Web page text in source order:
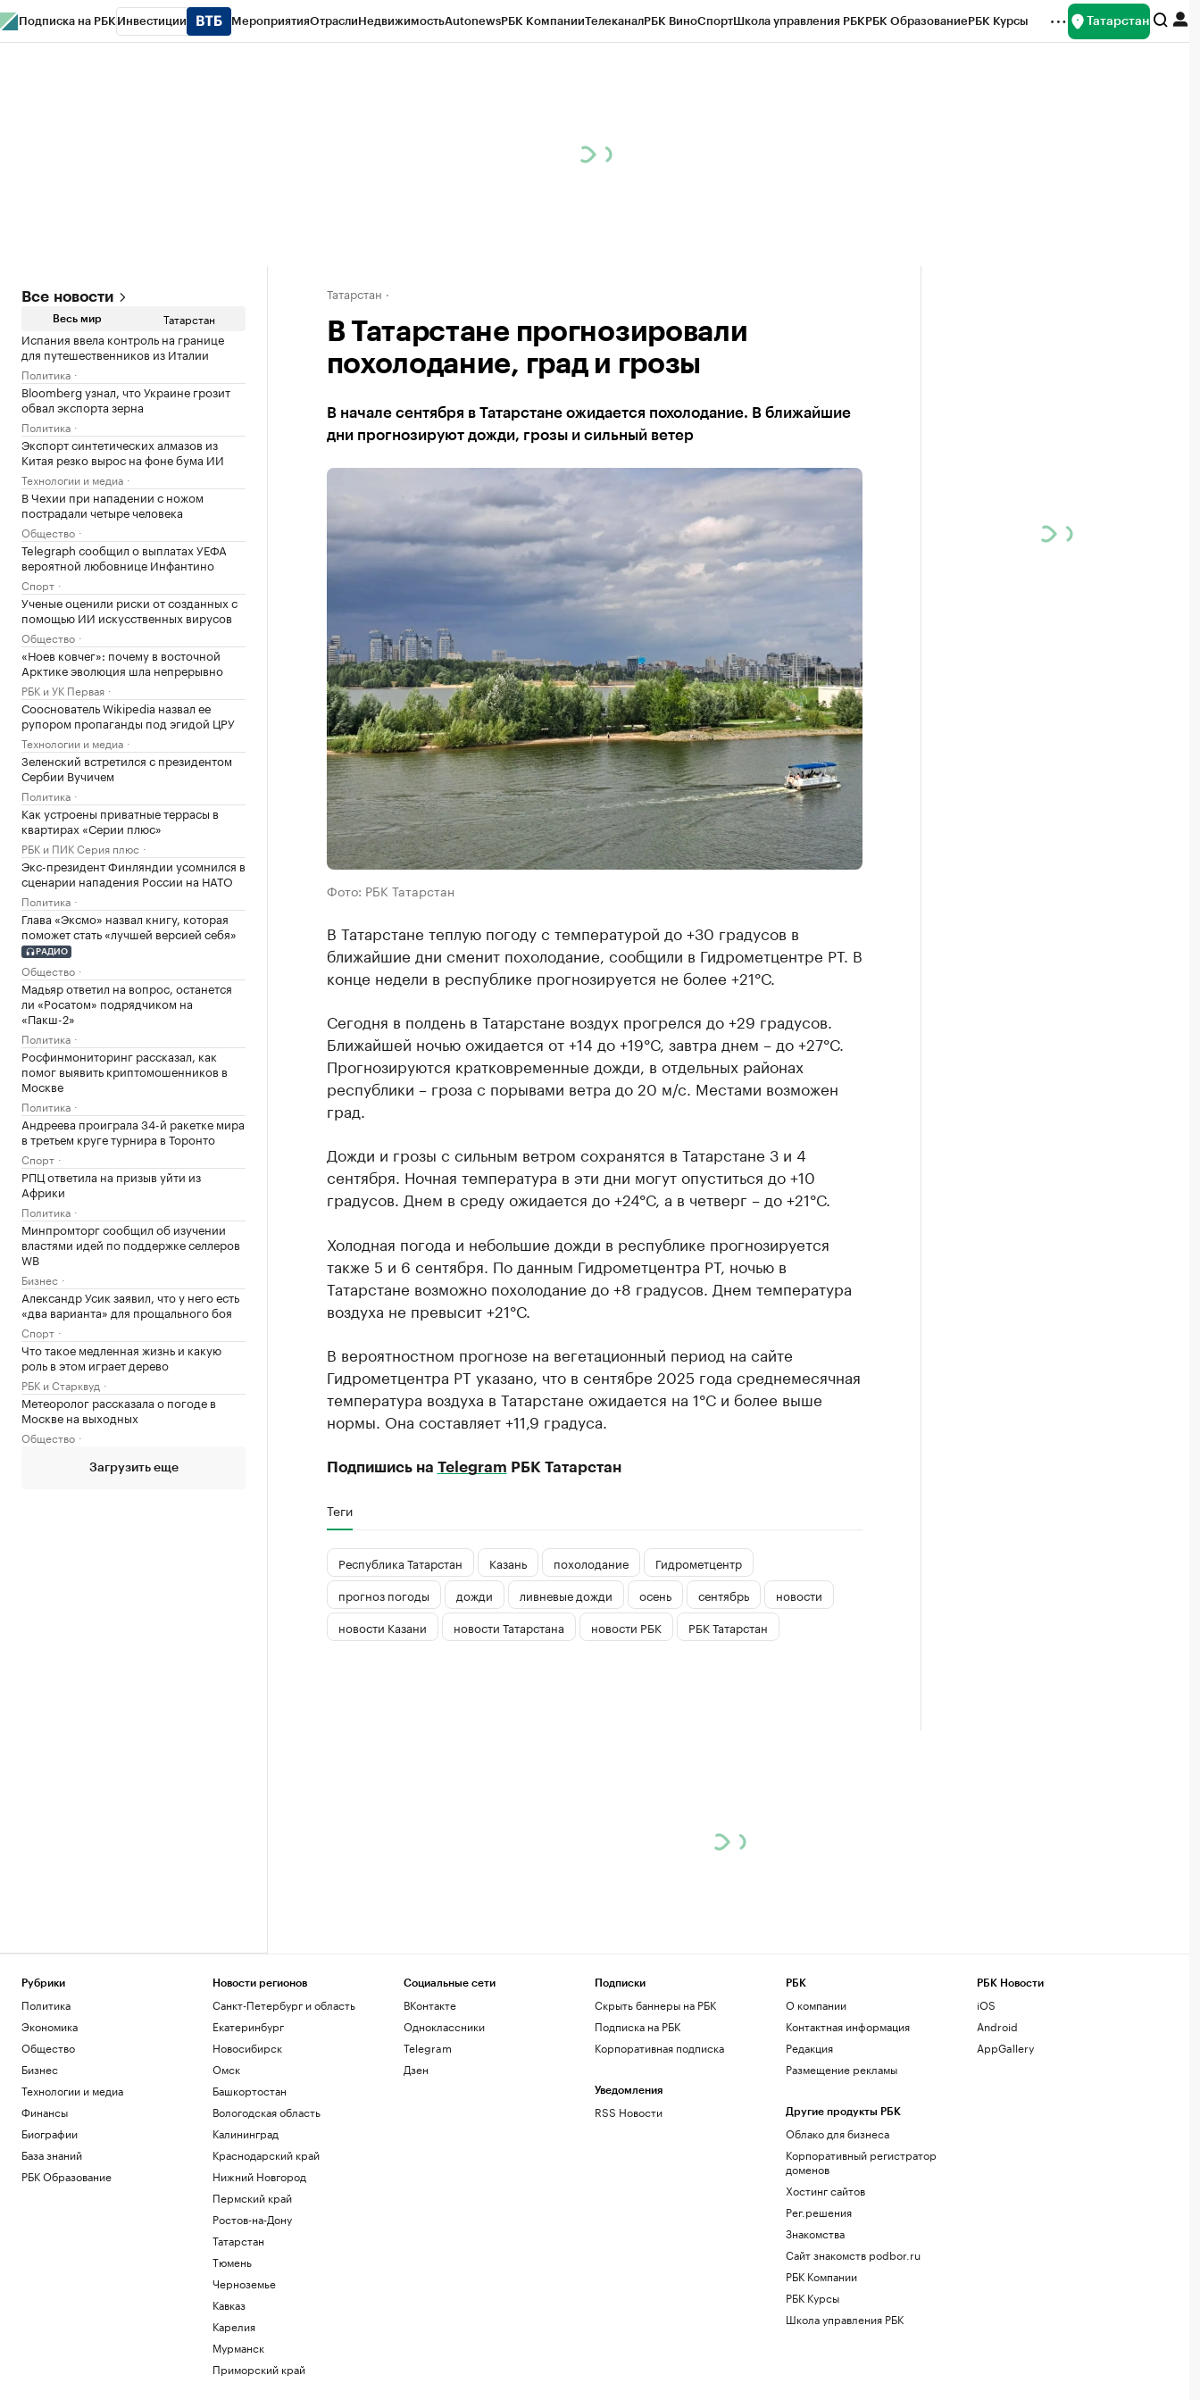
Подписка на РБК Инвестиции МероприятияОтраслиНедвижимостьAutonewsРБК КомпанииТелеканалРБК ВиноСпортШкола управления РБКРБК ОбразованиеРБК Курсы Татарстан
Все новости
Весь мир Татарстан
Испания ввела контроль на границе
для путешественников из Италии
Политика
Bloomberg узнал, что Украине грозит
обвал экспорта зерна
Политика
Экспорт синтетических алмазов из
Китая резко вырос на фоне бума ИИ
Технологии и медиа
В Чехии при нападении с ножом
пострадали четыре человека
Общество
Telegraph сообщил о выплатах УЕФА
вероятной любовнице Инфантино
Спорт
Ученые оценили риски от созданных с
помощью ИИ искусственных вирусов
Общество
«Ноев ковчег»: почему в восточной
Арктике эволюция шла непрерывно
РБК и УК Первая
Сооснователь Wikipedia назвал ее
рупором пропаганды под эгидой ЦРУ
Технологии и медиа
Зеленский встретился с президентом
Сербии Вучичем
Политика
Как устроены приватные террасы в
квартирах «Серии плюс»
РБК и ПИК Серия плюс
Экс-президент Финляндии усомнился в
сценарии нападения России на НАТО
Политика
Глава «Эксмо» назвал книгу, которая
поможет стать «лучшей версией себя»
РАДИО
Общество
Мадьяр ответил на вопрос, останется
ли «Росатом» подрядчиком на
«Пакш-2»
Политика
Росфинмониторинг рассказал, как
помог выявить криптомошенников в
Москве
Политика
Андреева проиграла 34-й ракетке мира
в третьем круге турнира в Торонто
Спорт
РПЦ ответила на призыв уйти из
Африки
Политика
Минпромторг сообщил об изучении
властями идей по поддержке селлеров
WB
Бизнес
Александр Усик заявил, что у него есть
«два варианта» для прощального боя
Спорт
Что такое медленная жизнь и какую
роль в этом играет дерево
РБК и Старквуд
Метеоролог рассказала о погоде в
Москве на выходных
Общество
Загрузить еще
Татарстан
В Татарстане прогнозировали
похолодание, град и грозы
В начале сентября в Татарстане ожидается похолодание. В ближайшие
дни прогнозируют дожди, грозы и сильный ветер
Фото: РБК Татарстан
В Татарстане теплую погоду с температурой до +30 градусов в
ближайшие дни сменит похолодание, сообщили в Гидрометцентре РТ. В
конце недели в республике прогнозируется не более +21°С.
Сегодня в полдень в Татарстане воздух прогрелся до +29 градусов.
Ближайшей ночью ожидается от +14 до +19°С, завтра днем – до +27°С.
Прогнозируются кратковременные дожди, в отдельных районах
республики – гроза с порывами ветра до 20 м/с. Местами возможен
град.
Дожди и грозы с сильным ветром сохранятся в Татарстане 3 и 4
сентября. Ночная температура в эти дни могут опуститься до +10
градусов. Днем в среду ожидается до +24°С, а в четверг – до +21°С.
Холодная погода и небольшие дожди в республике прогнозируется
также 5 и 6 сентября. По данным Гидрометцентра РТ, ночью в
Татарстане возможно похолодание до +8 градусов. Днем температура
воздуха не превысит +21°С.
В вероятностном прогнозе на вегетационный период на сайте
Гидрометцентра РТ указано, что в сентябре 2025 года среднемесячная
температура воздуха в Татарстане ожидается на 1°С и более выше
нормы. Она составляет +11,9 градуса.
Подпишись на Telegram РБК Татарстан
Теги
Республика Татарстан Казань похолодание
Гидрометцентр
прогноз погоды
дожди ливневые дожди осень сентябрь
новости
новости Казани
новости Татарстана новости РБК РБК Татарстан
Рубрики
Политика
Экономика
Общество
Бизнес
Технологии и медиа
Финансы
Биографии
База знаний
РБК Образование
Новости регионов
Санкт-Петербург и область
Екатеринбург
Новосибирск
Омск
Башкортостан
Вологодская область
Калининград
Краснодарский край
Нижний Новгород
Пермский край
Ростов-на-Дону
Татарстан
Тюмень
Черноземье
Кавказ
Карелия
Мурманск
Приморский край
Социальные сети
ВКонтакте
Одноклассники
Telegram
Дзен
Подписки
Скрыть баннеры на РБК
Подписка на РБК
Корпоративная подписка
Уведомления
RSS Новости
РБК
О компании
Контактная информация
Редакция
Размещение рекламы
Другие продукты РБК
Облако для бизнеса
Корпоративный регистратор
доменов
Хостинг сайтов
Рег.решения
Знакомства
Сайт знакомств podbor.ru
РБК Компании
РБК Курсы
Школа управления РБК
РБК Новости
iOS
Android
AppGallery